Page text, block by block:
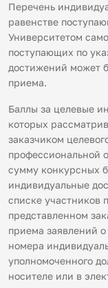
Перечень
равенстве
Университетом
поступающих по
достижений может
приема.
Баллы за целевые
которых
заказчиком
профессиональной
сумму конкурсных
индивидуальные
списке участников
представленном
приема заявлений
номера
уполномоченного
носителе или в